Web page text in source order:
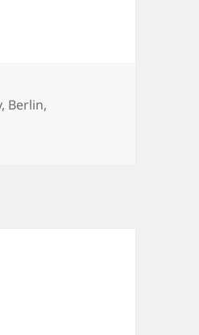
, Berlin,
2015